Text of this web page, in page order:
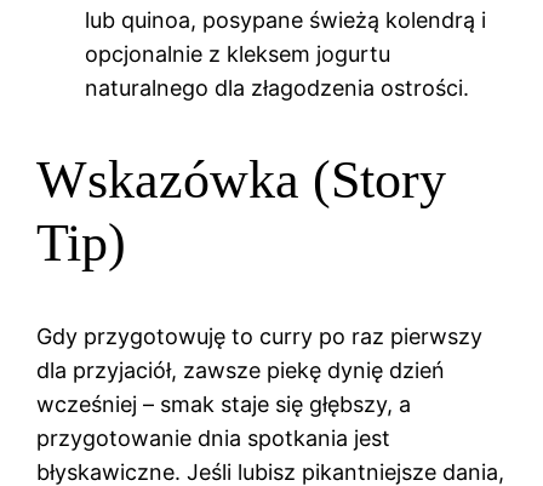
lub quinoa, posypane świeżą kolendrą i
opcjonalnie z kleksem jogurtu
naturalnego dla złagodzenia ostrości.
Wskazówka (Story
Tip)
Gdy przygotowuję to curry po raz pierwszy
dla przyjaciół, zawsze piekę dynię dzień
wcześniej – smak staje się głębszy, a
przygotowanie dnia spotkania jest
błyskawiczne. Jeśli lubisz pikantniejsze dania,